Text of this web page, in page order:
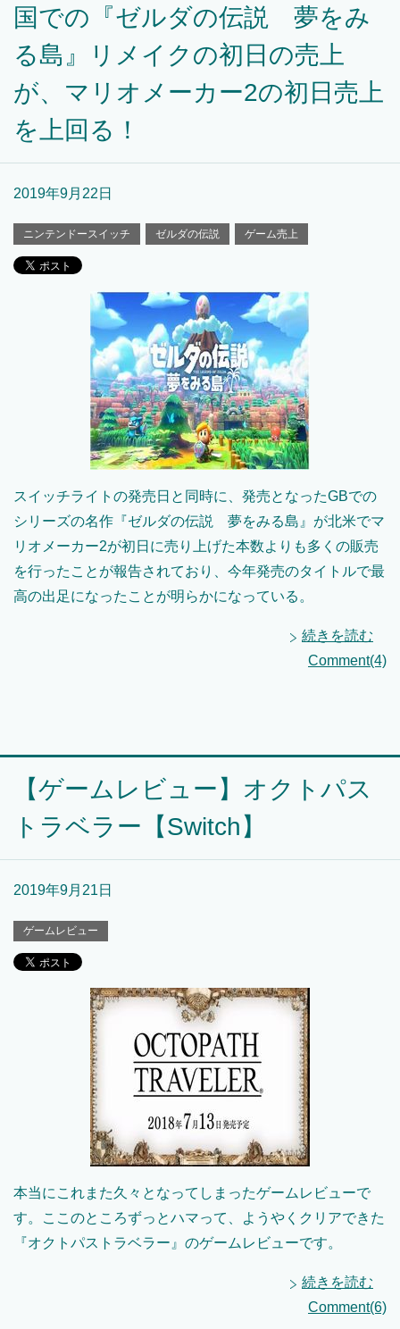
国での『ゼルダの伝説 夢をみ
る島』リメイクの初日の売上
が、マリオメーカー2の初日売上
を上回る！
2019年9月22日
ニンテンドースイッチ ゼルダの伝説 ゲーム売上
スイッチライトの発売日と同時に、発売となったGBでの
シリーズの名作『ゼルダの伝説 夢をみる島』が北米でマ
リオメーカー2が初日に売り上げた本数よりも多くの販売
を行ったことが報告されており、今年発売のタイトルで最
高の出足になったことが明らかになっている。
続きを読む
Comment(4)
【ゲームレビュー】オクトパス
トラベラー【Switch】
2019年9月21日
ゲームレビュー
本当にこれまた久々となってしまったゲームレビューで
す。ここのところずっとハマって、ようやくクリアできた
『オクトパストラベラー』のゲームレビューです。
続きを読む
Comment(6)